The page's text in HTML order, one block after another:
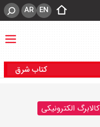
EN
AR
کتاب شرق
کالابرگ الکترونیکی